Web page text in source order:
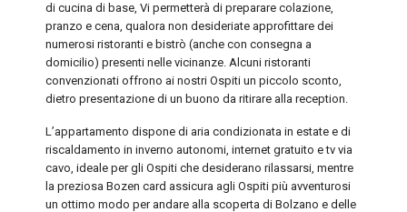
di cucina di base, Vi permetterà di preparare colazione,
pranzo e cena, qualora non desideriate approfittare dei
numerosi ristoranti e bistrò (anche con consegna a
domicilio) presenti nelle vicinanze. Alcuni ristoranti
convenzionati offrono ai nostri Ospiti un piccolo sconto,
dietro presentazione di un buono da ritirare alla reception.
L’appartamento dispone di aria condizionata in estate e di
riscaldamento in inverno autonomi, internet gratuito e tv via
cavo, ideale per gli Ospiti che desiderano rilassarsi, mentre
la preziosa Bozen card assicura agli Ospiti più avventurosi
un ottimo modo per andare alla scoperta di Bolzano e delle